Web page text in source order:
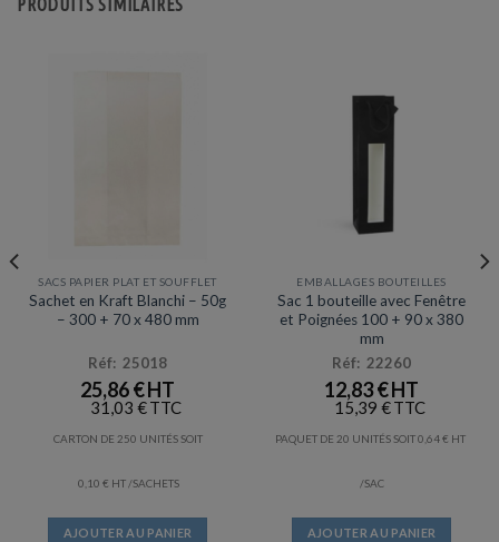
sur
page
PRODUITS SIMILAIRES
SACS PAPIER PLAT ET SOUFFLET
Sachet en Kraft Blanchi – 50g
– 300 + 70 x 480 mm
Réf: 25018
25,86€
31,03 €
CARTON DE 250 UNITÉS SOIT
0,10 € /SACHETS
AJOUTER AU PANIER
EMBALLAGES BOUTEILLES
Sac 1 bouteille avec Fenêtre
et Poignées 100 + 90 x 380
mm
Réf: 22260
12,83€
15,39 €
PAQUET DE 20 UNITÉS SOIT0,64€
/SAC
AJOUTER AU PANIER